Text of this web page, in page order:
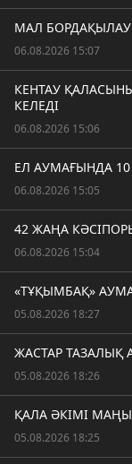
МАЛ
06.08.2026 15:07
КЕНТАУ
КЕЛЕДІ
06.08.2026 15:06
ЕЛ АУМАҒЫНДА
06.08.2026 15:05
42 ЖАҢА
06.08.2026 15:04
«ТҰҚЫМБАҚ»
05.08.2026 18:27
ЖАСТАР
05.08.2026 18:26
ҚАЛА ӘКІМІ
05.08.2026 18:25